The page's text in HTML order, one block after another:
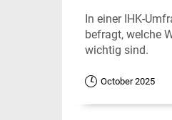
In einer IHK-
befragt, welche
wichtig sind.
October 2025